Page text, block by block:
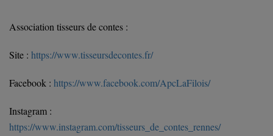
Association tisseurs de contes :
Site : https://www.tisseursdecontes.fr/
Facebook : https://www.facebook.com/ApcLaFilois/
Instagram :
https://www.instagram.com/tisseurs_de_contes_rennes/